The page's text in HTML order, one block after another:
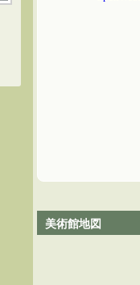
美術館地図